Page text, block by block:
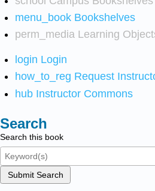
menu_book Bookshelves
perm_media Learning
login Login
how_to_reg Request
hub Instructor Commons
Search
Search this book
Submit Search